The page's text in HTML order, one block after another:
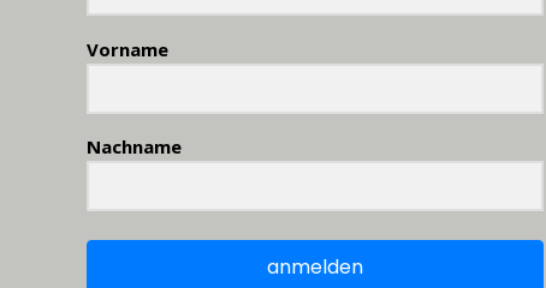
Vorname
Nachname
anmelden